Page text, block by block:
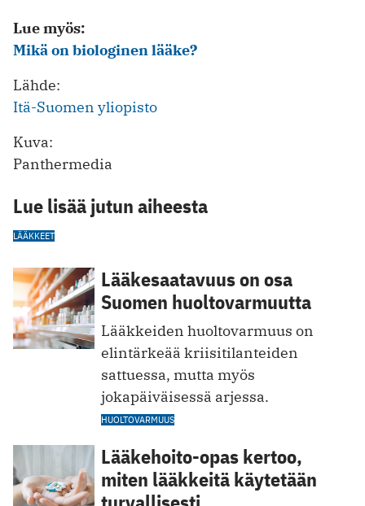
Lue myös:
Mikä on biologinen lääke?
Lähde:
Itä-Suomen yliopisto
Kuva:
Panthermedia
Lue lisää jutun aiheesta
LÄÄKKEET
Lääkesaatavuus on osa
Suomen huoltovarmuutta
Lääkkeiden huoltovarmuus on
elintärkeää kriisitilanteiden
sattuessa, mutta myös
jokapäiväisessä arjessa.
HUOLTOVARMUUS
Lääkehoito-opas kertoo,
miten lääkkeitä käytetään